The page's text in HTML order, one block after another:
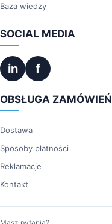
Baza wiedzy
SOCIAL MEDIA
in f
OBSŁUGA ZAMÓWIEŃ
Dostawa
Sposoby płatności
Reklamacje
Kontakt